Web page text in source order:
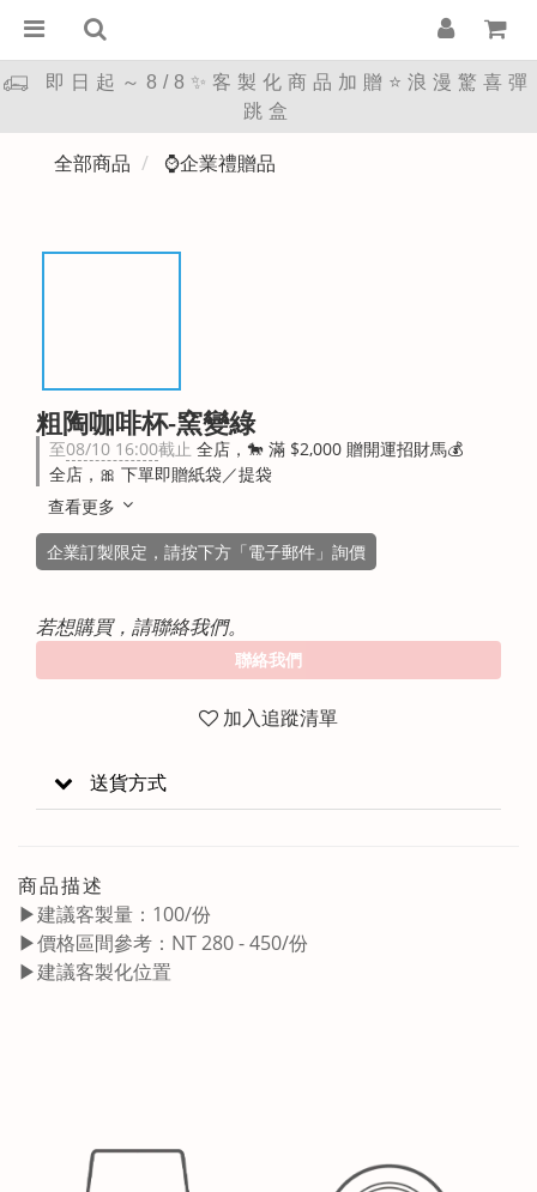
即日起～8/8✨客製化商品加贈⭐浪漫驚喜彈
跳盒
全部商品 ⌚企業禮贈品
粗陶咖啡杯-窯變綠
至08/10 16:00截止 全店，🐎 滿 $2,000 贈開運招財馬💰
全店，🎀 下單即贈紙袋／提袋
查看更多
企業訂製限定，請按下方「電子郵件」詢價
若想購買，請聯絡我們。
聯絡我們
加入追蹤清單
送貨方式
商品描述
▶建議客製量：100/份
▶價格區間參考：NT 280 - 450/份
▶建議客製化位置